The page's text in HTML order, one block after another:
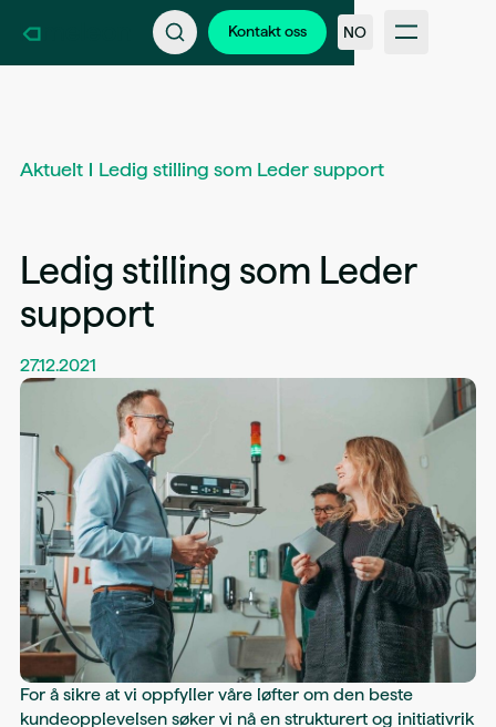
Kontakt oss NO
Bli en del av Kameleon
Nyheter & kundehistorier
Aktuelt
Ledig stilling som Leder support
Ledig stilling som Leder
support
27.12.2021
For å sikre at vi oppfyller våre løfter om den beste
kundeopplevelsen søker vi nå en strukturert og initiativrik